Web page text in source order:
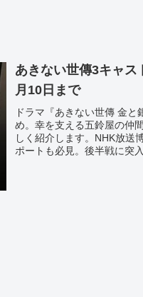
あきない世傳3キャス
月10日まで
ドラマ『あきない世傳 金
め。幸を支える五鈴屋の仲
しく紹介します。NHK放送
ポートも必見。後半戦に突